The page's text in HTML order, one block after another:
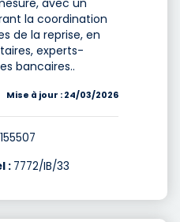
avec un
la coordination
de la reprise, en
experts-
bancaires..
Mise à jour : 24/03/2026
: 7772/IB/33